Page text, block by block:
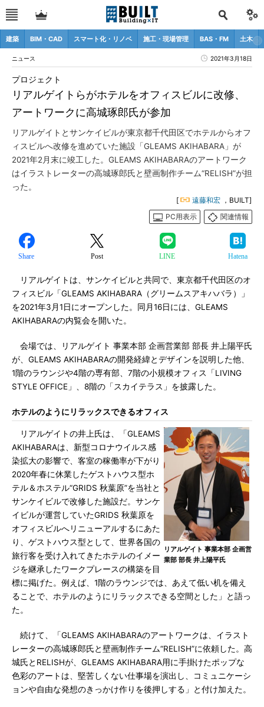
建築 BIM・CAD スマート化・リノベ 施工・現場管理 BAS・FM 土木
ニュース 2021年3月18日
リアルゲイトらがホテルをオフィスビルに改修、
アートワークに高城琢郎氏が参加
プロジェクト
リアルゲイトとサンケイビルが東京都千代田区でホテルからオフ
ィスビルへ改修を進めていた施設「GLEAMS AKIHABARA」が
2021年2月末に竣工した。GLEAMS AKIHABARAのアートワーク
はイラストレーターの高城琢郎氏と壁画制作チーム“RELISH”が担
った。
[ 遠藤和宏 ，BUILT]
PC用表示
関連情報
Share Post LINE Hatena
リアルゲイトは、サンケイビルと共同で、東京都千代田区のオ
フィスビル「GLEAMS AKIHABARA（グリームスアキハバラ）」
を2021年3月1日にオープンした。同月16日には、GLEAMS
AKIHABARAの内覧会を開いた。
会場では、リアルゲイト 事業本部 企画営業部 部長 井上陽平氏
が、GLEAMS AKIHABARAの開発経緯とデザインを説明した他、
1階のラウンジや4階の専有部、7階の小規模オフィス「LIVING
STYLE OFFICE」、8階の「スカイテラス」を披露した。
ホテルのようにリラックスできるオフィス
リアルゲイト 事業本部 企画営
業部 部長 井上陽平氏
リアルゲイトの井上氏は、「GLEAMS
AKIHABARAは、新型コロナウイルス感
染拡大の影響で、客室の稼働率が下がり
2020年春に休業したゲストハウス型ホ
テル＆ホステル“GRIDS 秋葉原”を当社と
サンケイビルで改修した施設だ。サンケ
イビルが運営していたGRIDS 秋葉原を
オフィスビルへリニューアルするにあた
り、ゲストハウス型として、世界各国の
旅行客を受け入れてきたホテルのイメー
ジを継承したワークプレースの構築を目
標に掲げた。例えば、1階のラウンジでは、あえて低い机を備え
ることで、ホテルのようにリラックスできる空間とした」と語っ
た。
続けて、「GLEAMS AKIHABARAのアートワークは、イラスト
レーターの高城琢郎氏と壁画制作チーム“RELISH”に依頼した。高
城氏とRELISHが、GLEAMS AKIHABARA用に手掛けたポップな
色彩のアートは、堅苦しくない仕事場を演出し、コミュニケーシ
ョンや自由な発想のきっかけ作りを後押しする」と付け加えた。